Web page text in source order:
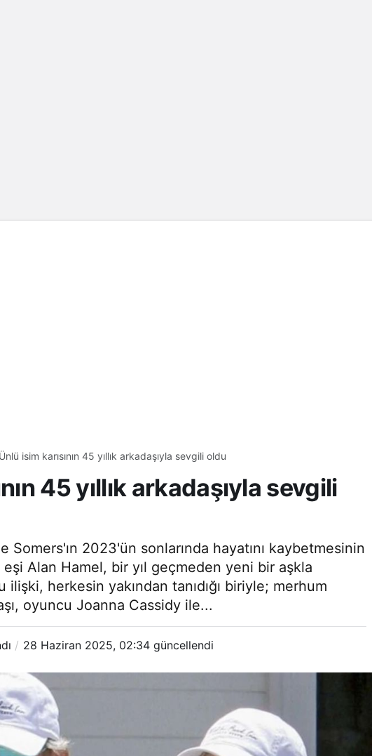
Ünlü isim karısının 45 yıllık arkadaşıyla sevgili oldu
45 yıllık arkadaşıyla sevgili
Somers'ın 2023'ün sonlarında hayatını kaybetmesinin
eşi Alan Hamel, bir yıl geçmeden yeni bir aşkla
herkesin yakından tanıdığı biriyle; merhum
oyuncu Joanna Cassidy ile...
28 Haziran 2025, 02:34 güncellendi